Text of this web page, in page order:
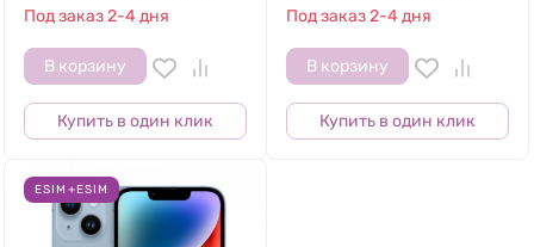
Под заказ 2-4 дня
В корзину
Купить в один клик
Под заказ 2-4 дня
В корзину
Купить в один клик
ESIM+ESIM